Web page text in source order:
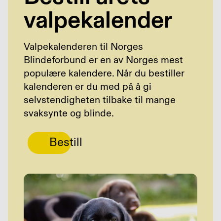
valpekalender
Valpekalenderen til Norges
Blindeforbund er en av Norges mest
populære kalendere. Når du bestiller
kalenderen er du med på å gi
selvstendigheten tilbake til mange
svaksynte og blinde.
Bestill